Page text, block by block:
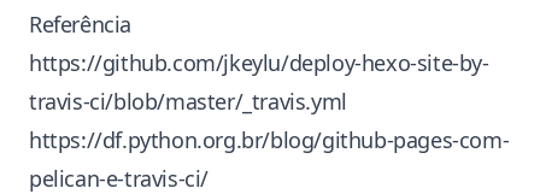
Referência
https://github.com/jkeylu/deploy-hexo-site-by-
travis-ci/blob/master/_travis.yml
https://df.python.org.br/blog/github-pages-com-
pelican-e-travis-ci/